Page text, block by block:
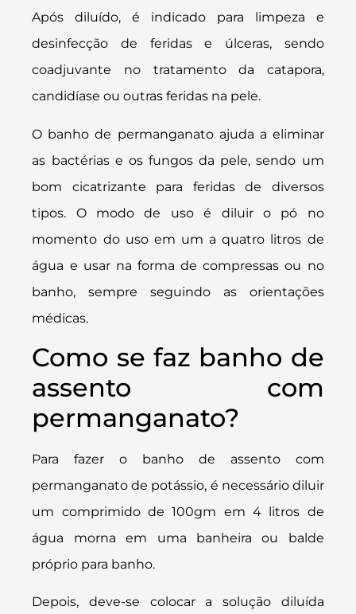
Após diluído, é indicado para limpeza e
desinfecção de feridas e úlceras, sendo
coadjuvante no tratamento da catapora,
candidíase ou outras feridas na pele.
O banho de permanganato ajuda a eliminar
as bactérias e os fungos da pele, sendo um
bom cicatrizante para feridas de diversos
tipos. O modo de uso é diluir o pó no
momento do uso em um a quatro litros de
água e usar na forma de compressas ou no
banho, sempre seguindo as orientações
médicas.
Como se faz banho de
assento com
permanganato?
Para fazer o banho de assento com
permanganato de potássio, é necessário diluir
um comprimido de 100gm em 4 litros de
água morna em uma banheira ou balde
próprio para banho.
Depois, deve-se colocar a solução diluída